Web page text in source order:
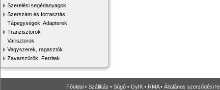
Szerelési segédanyagok
Szerszám és forrasztás
Tápegységek, Adapterek
Tranzisztorok
Varisztorok
Vegyszerek, ragasztók
Zavarszűrők, Ferritek
Főoldal • Szállítás • Súgó • GyIK • RMA• Általános szerződési